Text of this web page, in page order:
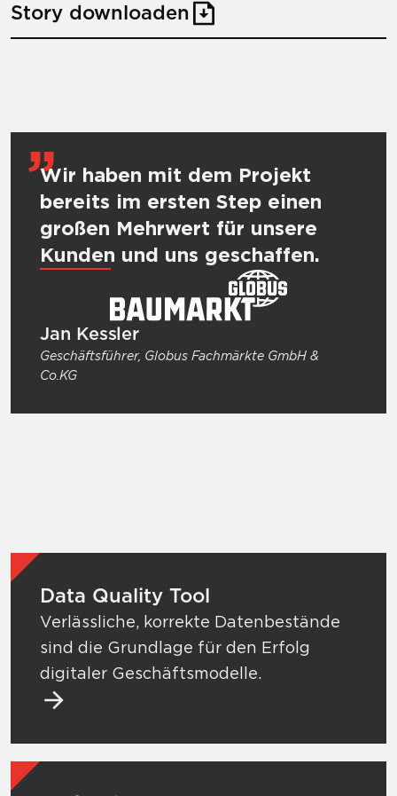
Story downloaden
Wir haben mit dem Projekt
bereits im ersten Step einen
großen Mehrwert für unsere
Kunden und uns geschaffen.
Jan Kessler
Geschäftsführer, Globus Fachmärkte GmbH &
Co.KG
Data Quality Tool
Verlässliche, korrekte Datenbestände
sind die Grundlage für den Erfolg
digitaler Geschäftsmodelle.
Mehr zu Data Quality Tool
Mehr zu Data Quality Tool
Mehr zu Onlineshops